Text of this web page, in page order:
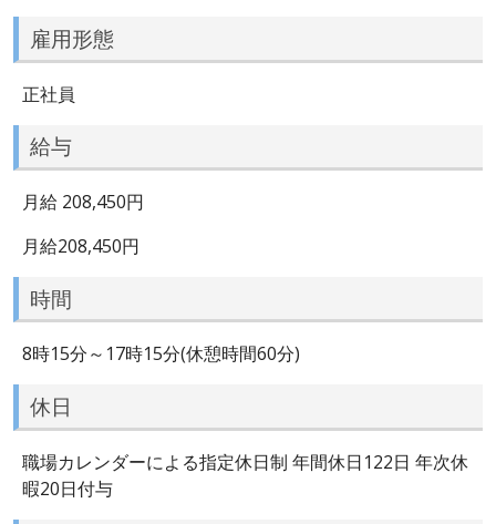
雇用形態
正社員
給与
月給 208,450円
月給208,450円
時間
8時15分～17時15分(休憩時間60分)
休日
職場カレンダーによる指定休日制 年間休日122日 年次休
暇20日付与